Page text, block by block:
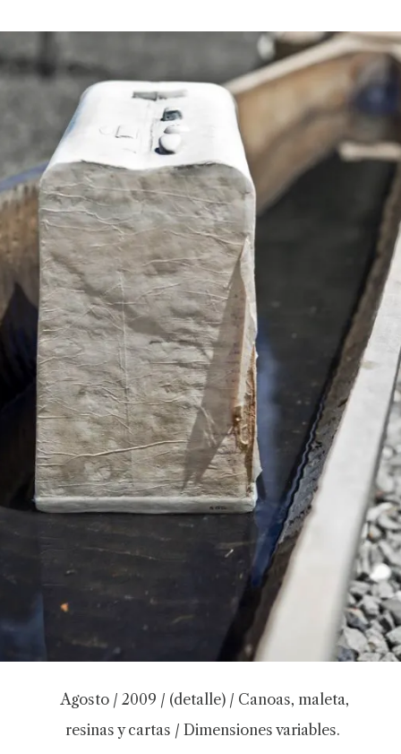
Agosto / 2009 / (detalle) / Canoas, maleta,
resinas y cartas / Dimensiones variables.